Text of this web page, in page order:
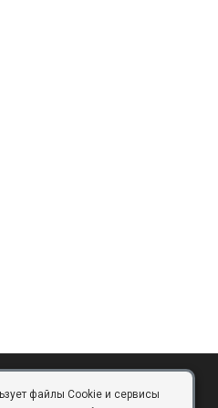
файлы Cookie и сервисы